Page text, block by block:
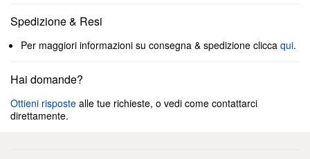
Spedizione & Resi
Per maggiori informazioni su consegna & spedizione clicca qui.
Hai domande?
Ottieni risposte alle tue richieste, o vedi come contattarci
direttamente.